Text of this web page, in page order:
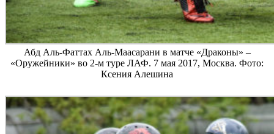
Абд Аль-Фаттах Аль-Маасарани в матче «Драконы» –
«Оружейники» во 2-м туре ЛАФ. 7 мая 2017, Москва. Фото:
Ксения Алешина